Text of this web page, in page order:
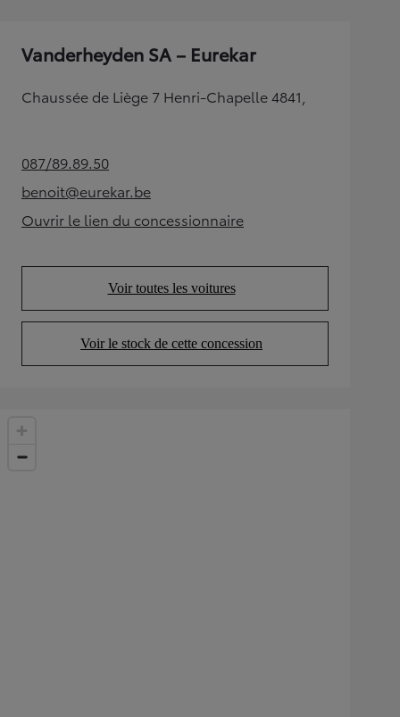
Vanderheyden SA – Eurekar
Chaussée de Liège 7 Henri-Chapelle 4841,
087/89.89.50(Opens in new tab)
benoit@eurekar.be
(Opens in new tab)
Ouvrir le lien du concessionnaire
(Opens in new tab)
Voir toutes les voitures
(Opens in new tab)
Voir le stock de cette concession
(Opens in new tab)